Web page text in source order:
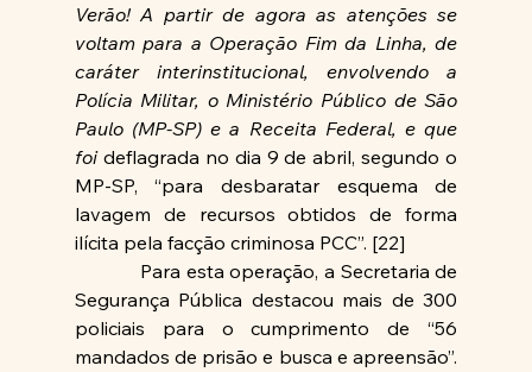
Verão! A partir de agora as atenções se
voltam para a Operação Fim da Linha, de
caráter interinstitucional, envolvendo a
Polícia Militar, o Ministério Público de São
Paulo (MP-SP) e a Receita Federal, e que
foi deflagrada no dia 9 de abril, segundo o
MP-SP, “para desbaratar esquema de
lavagem de recursos obtidos de forma
ilícita pela facção criminosa PCC”. [22]
Para esta operação, a Secretaria de
Segurança Pública destacou mais de 300
policiais para o cumprimento de “56
mandados de prisão e busca e apreensão”.